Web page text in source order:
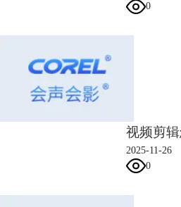
图4：插入第二
对于不同的音频文件，可能有主次之分
音乐仅作为衬托。此时，可以使用会声
音量，让视频的效果更显自然。
图5：混音功
0
2025-11-26
0